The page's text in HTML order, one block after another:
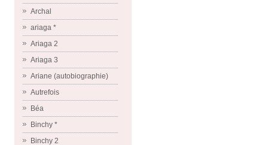
Archal
ariaga *
Ariaga 2
Ariaga 3
Ariane (autobiographie)
Autrefois
Béa
Binchy *
Binchy 2